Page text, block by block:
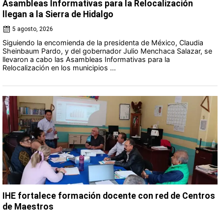
Asambleas Informativas para la Relocalización
llegan a la Sierra de Hidalgo
5 agosto, 2026
Siguiendo la encomienda de la presidenta de México, Claudia
Sheinbaum Pardo, y del gobernador Julio Menchaca Salazar, se
llevaron a cabo las Asambleas Informativas para la
Relocalización en los municipios ...
IHE fortalece formación docente con red de Centros
de Maestros